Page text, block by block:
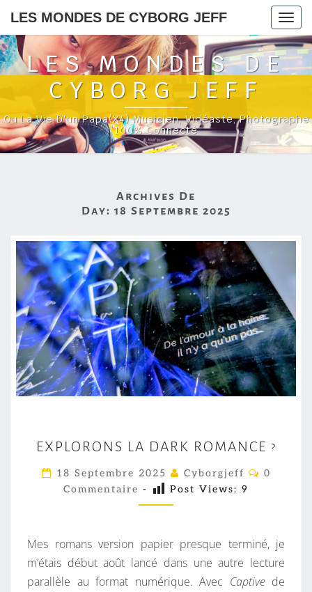
LES MONDES DE CYBORG JEFF
LES MONDES DE
CYBORG JEFF
Ou La Vie D'un Papa(x4) Musicien, Vidéaste, Photographe
100% Connecté
Archives De
Day: 18 Septembre 2025
X
P
L
O
O
N
S
EXPLORONS LA DARK ROMANCE ?
18 Septembre 2025 Cyborgjeff
C
T
A
I
R
E
0
Commentaire - Post Views: 9
Mes romans version papier presque terminé, je
m’étais début août lancé dans une autre lecture
parallèle au format numérique. Avec Captivede